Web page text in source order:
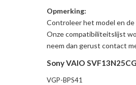
Opmerking:
Controleer het model en de
Onze compatibiliteitslijst
neem dan gerust contact
Sony VAIO
VGP-BPS41